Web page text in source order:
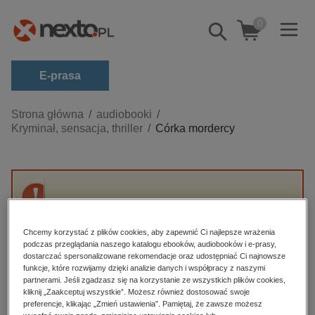
Pokaż/schowaj
wyszukiwarkę
0
E-prasa
Kategorie
Zobacz wszystkie E-prasa
budownictwo, aranżacja wnętrz
dzienniki
edukacja
hobby, sport, rozrywka
komputery, internet, technologie, informatyka
Strona główna
audiobooki
Kryminał, sensacja, thriller
Córka mordercy
Przepraszamy, ale produkt „Córka mordercy”
High-contrast mode
Polecane
Chcemy korzystać z plików cookies, aby zapewnić Ci najlepsze wrażenia
podczas przeglądania naszego katalogu ebooków, audiobooków i e-prasy,
dostarczać spersonalizowane rekomendacje oraz udostępniać Ci najnowsze
funkcje, które rozwijamy dzięki analizie danych i współpracy z naszymi
partnerami. Jeśli zgadzasz się na korzystanie ze wszystkich plików cookies,
kliknij „Zaakceptuj wszystkie”. Możesz również dostosować swoje
preferencje, klikając „Zmień ustawienia”. Pamiętaj, że zawsze możesz